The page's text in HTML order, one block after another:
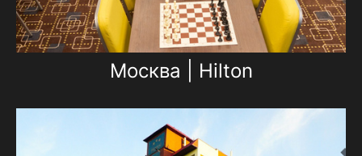
Москва | Hilton